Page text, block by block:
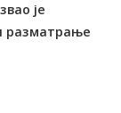
је
разматрање